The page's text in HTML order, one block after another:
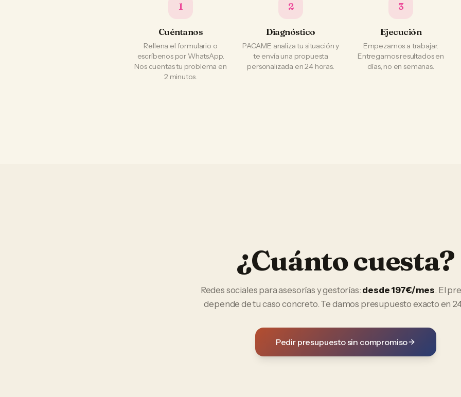
1
Cuéntanos
Rellena el formulario o
escríbenos por WhatsApp.
Nos cuentas tu problema en
2 minutos.
2
Diagnóstico
PACAME analiza tu situación y
te envía una propuesta
personalizada en 24 horas.
3
Ejecución
Empezamos a trabajar.
Entregamos resultados en
días, no en semanas.
¿Cuánto cuesta?
Redes sociales paraasesorías y gestorías: desde 197€/mes. El
depende de tu caso concreto. Te damos presupuesto exacto en
Pedir presupuesto sin compromiso